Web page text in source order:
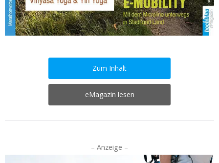
Zum Inhalt
eMagazin lesen
– Anzeige –